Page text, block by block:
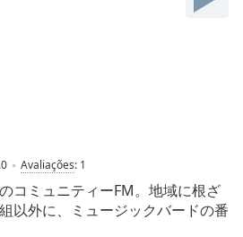
Avaliações: 1
コミュニティーFM。地域に根ざ
以外に、ミュージックバードの番